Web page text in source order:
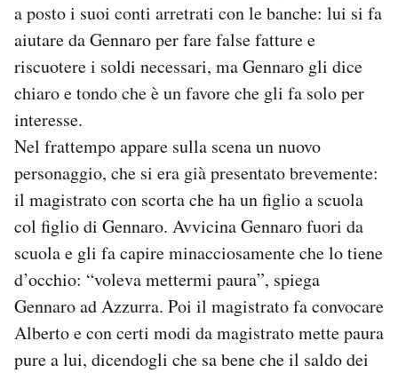
a posto i suoi conti arretrati con le banche: lui si fa
aiutare da Gennaro per fare false fatture e
riscuotere i soldi necessari, ma Gennaro gli dice
chiaro e tondo che è un favore che gli fa solo per
interesse.
Nel frattempo appare sulla scena un nuovo
personaggio, che si era già presentato brevemente:
il magistrato con scorta che ha un figlio a scuola
col figlio di Gennaro. Avvicina Gennaro fuori da
scuola e gli fa capire minacciosamente che lo tiene
d’occhio: “voleva mettermi paura”, spiega
Gennaro ad Azzurra. Poi il magistrato fa convocare
Alberto e con certi modi da magistrato mette paura
pure a lui, dicendogli che sa bene che il saldo dei